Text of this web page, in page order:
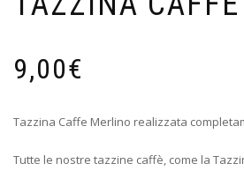
9,00€
Tazzina Caffe Merlino realizzata
Tutte le nostre tazzine caffè, come la